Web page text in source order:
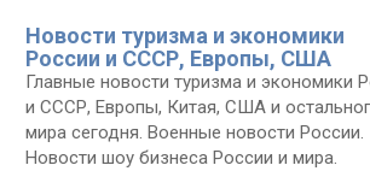
контенту
Новости туризма и экономики
России и СССР, Европы, США
Главные новости туризма и экономики
и СССР, Европы, Китая, США и
мира сегодня. Военные новости России.
Новости шоу бизнеса России и мира.